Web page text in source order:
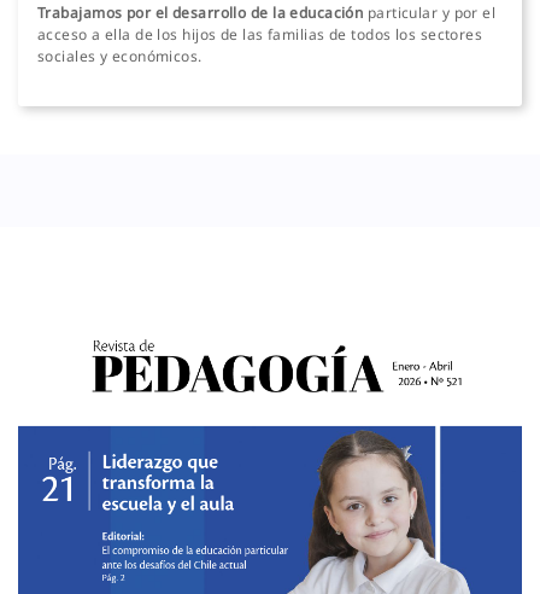
Trabajamos por el desarrollo de la educación particular y por el
acceso a ella de los hijos de las familias de todos los sectores
sociales y económicos.